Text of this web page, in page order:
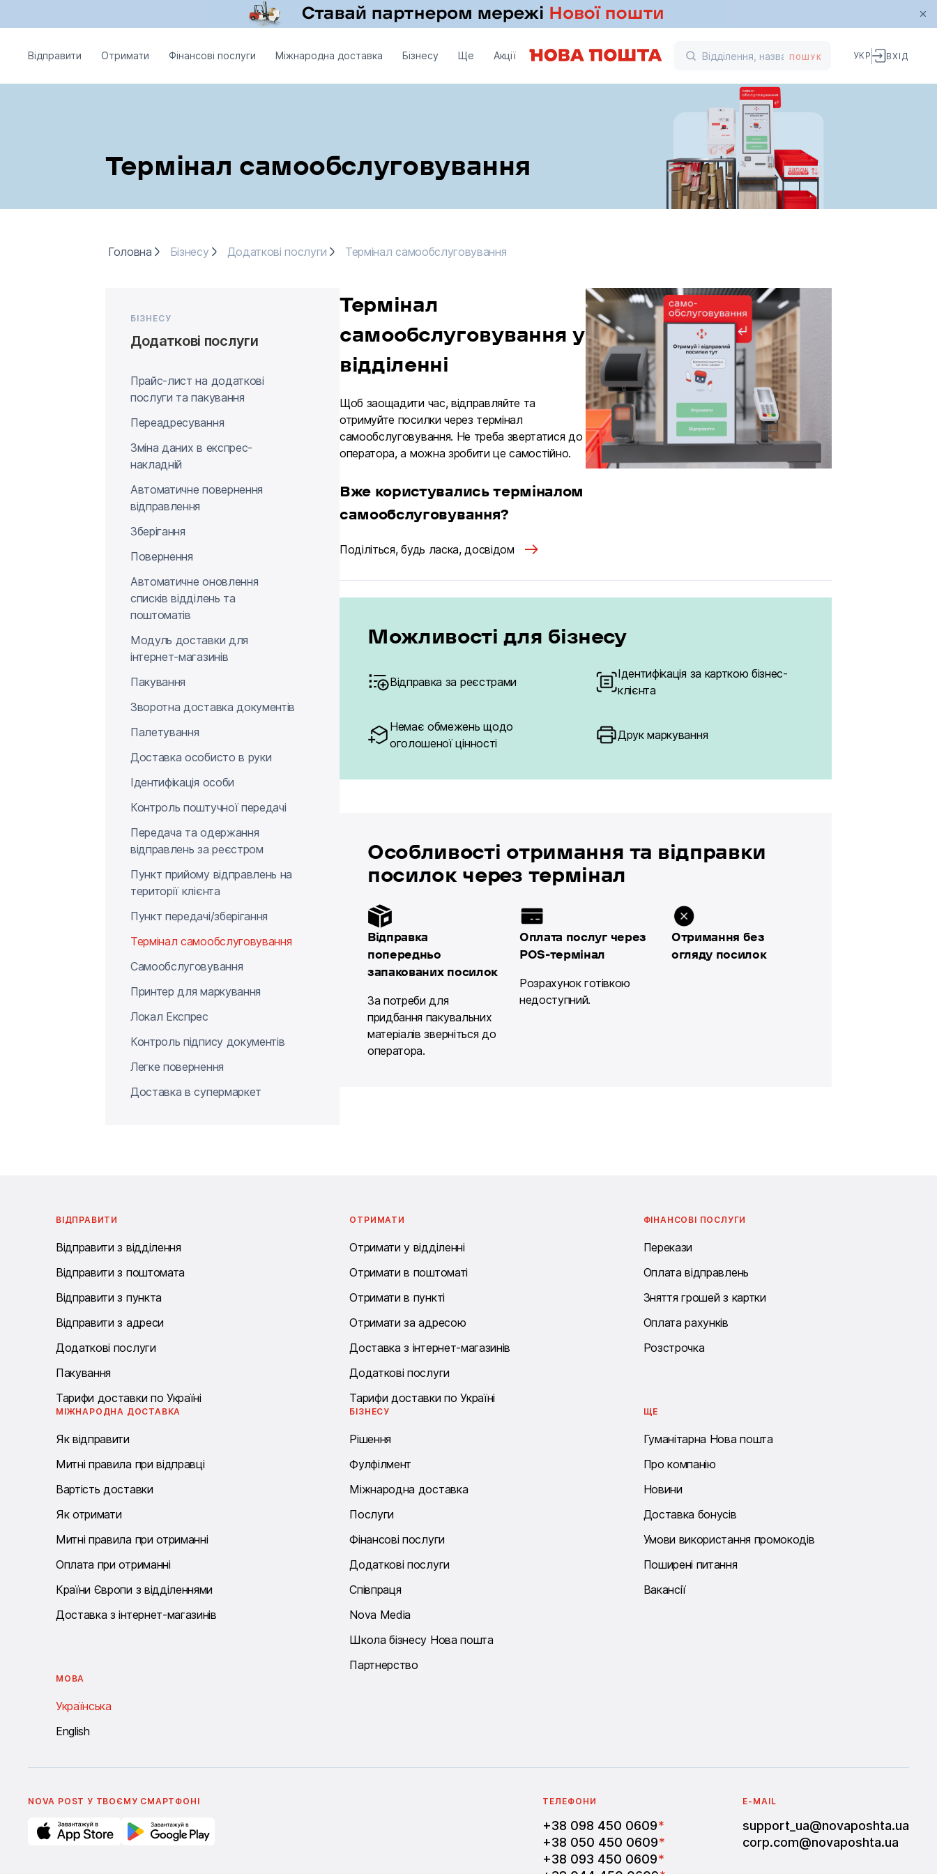
Відправити Отримати Фінансові послуги Міжнародна доставка Бізнесу Ще Акції ПОШУК УКР ВХІД
Термінал самообслуговування
Головна
Бізнесу Додаткові послуги Термінал самообслуговування
БІЗНЕСУ
Додаткові послуги
Прайс-лист на додаткові
послуги та пакування
Переадресування
Зміна даних в експрес-
накладній
Автоматичне повернення
відправлення
Зберігання
Повернення
Автоматичне оновлення
списків відділень та
поштоматів
Модуль доставки для
інтернет-магазинів
Пакування
Зворотна доставка документів
Палетування
Доставка особисто в руки
Ідентифікація особи
Контроль поштучної передачі
Передача та одержання
відправлень за реєстром
Пункт прийому відправлень на
території клієнта
Пункт передачі/зберігання
Термінал самообслуговування
Самообслуговування
Принтер для маркування
Локал Експрес
Контроль підпису документів
Легке повернення
Доставка в супермаркет
Термінал
самообслуговування у
відділенні
Щоб заощадити час, відправляйте та
отримуйте посилки через термінал
самообслуговування. Не треба звертатися до
оператора, а можна зробити це самостійно.
Вже користувались терміналом
самообслуговування?
Поділіться, будь ласка, досвідом
Можливості для бізнесу
Відправка за реєстрами
Ідентифікація за карткою бізнес-
клієнта
Немає обмежень щодо
оголошеної цінності
Друк маркування
Особливості отримання та відправки
посилок через термінал
Відправка
попередньо
запакованих посилок
За потреби для
придбання пакувальних
матеріалів зверніться до
оператора.
Оплата послуг через
POS-термінал
Розрахунок готівкою
недоступний.
Отримання без
огляду посилок
ВІДПРАВИТИ
Відправити з відділення
Відправити з поштомата
Відправити з пункта
Відправити з адреси
Додаткові послуги
Пакування
Тарифи доставки по Україні
ОТРИМАТИ
Отримати у відділенні
Отримати в поштоматі
Отримати в пункті
Отримати за адресою
Доставка з інтернет-магазинів
Додаткові послуги
Тарифи доставки по Україні
ФІНАНСОВІ ПОСЛУГИ
Перекази
Оплата відправлень
Зняття грошей з картки
Оплата рахунків
Розстрочка
МІЖНАРОДНА ДОСТАВКА
Як відправити
Митні правила при відправці
Вартість доставки
Як отримати
Митні правила при отриманні
Оплата при отриманні
Країни Європи з відділеннями
Доставка з інтернет-магазинів
БІЗНЕСУ
Рішення
Фулфілмент
Міжнародна доставка
Послуги
Фінансові послуги
Додаткові послуги
Співпраця
Nova Media
Школа бізнесу Нова пошта
Партнерство
ЩЕ
Гуманітарна Нова пошта
Про компанію
Новини
Доставка бонусів
Умови використання промокодів
Поширені питання
Вакансії
МОВА
Українська
English
NOVA POST У ТВОЄМУ СМАРТФОНI ТЕЛЕФОНИ
+38 098 450 0609*
+38 050 450 0609*
+38 093 450 0609*
Графік роботи операторів: цілодобово без вихідних.
E-MAIL
support_ua@novaposhta.ua
corp.com@novaposhta.ua